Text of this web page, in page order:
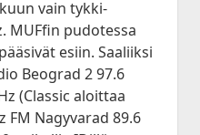
vain tykki-
MUFfin pudotessa
esiin. Saaliiksi
Beograd 2 97.6
(Classic aloittaa
FM Nagyvarad 89.6